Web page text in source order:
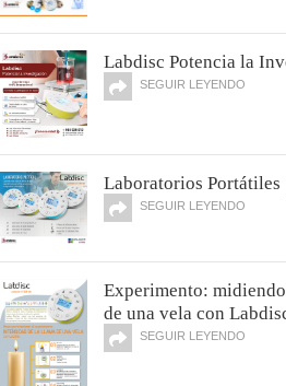
Labdisc Potencia la
SEGUIR LEYENDO
Laboratorios Portátiles
SEGUIR LEYENDO
Experimento:
de una vela con
SEGUIR LEYENDO